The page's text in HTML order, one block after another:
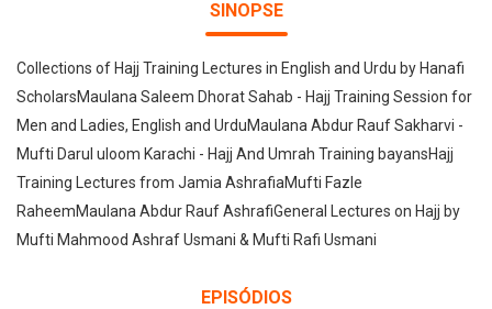
SINOPSE
Collections of Hajj Training Lectures in English and Urdu by Hanafi
ScholarsMaulana Saleem Dhorat Sahab - Hajj Training Session for
Men and Ladies, English and UrduMaulana Abdur Rauf Sakharvi -
Mufti Darul uloom Karachi - Hajj And Umrah Training bayansHajj
Training Lectures from Jamia AshrafiaMufti Fazle
RaheemMaulana Abdur Rauf AshrafiGeneral Lectures on Hajj by
Mufti Mahmood Ashraf Usmani & Mufti Rafi Usmani
EPISÓDIOS